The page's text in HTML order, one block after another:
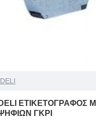
DELI
DELI ΕΤΙΚΕΤΟΓΡΑΦΟΣ
ΓΚΡΙ